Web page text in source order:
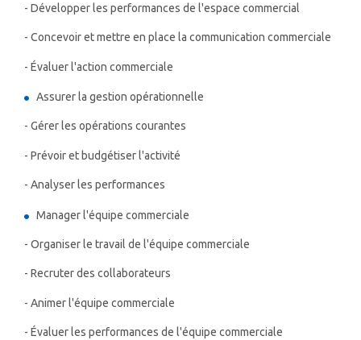
- Développer les performances de l'espace commercial
- Concevoir et mettre en place la communication commerciale
- Évaluer l'action commerciale
Assurer la gestion opérationnelle
- Gérer les opérations courantes
- Prévoir et budgétiser l'activité
- Analyser les performances
Manager l'équipe commerciale
- Organiser le travail de l'équipe commerciale
- Recruter des collaborateurs
- Animer l'équipe commerciale
- Évaluer les performances de l'équipe commerciale